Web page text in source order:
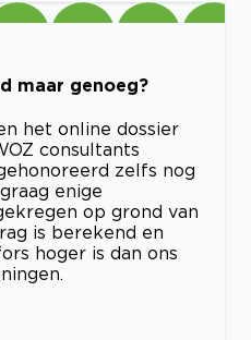
maar genoeg?
het online dossier
consultants
zelfs nog
enige
op grond van
is berekend en
hoger is dan ons